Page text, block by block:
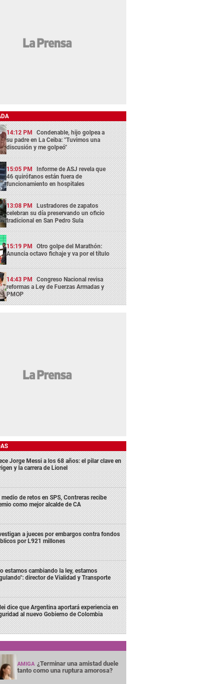
14:12 PM Condenable, hijo golpea a
su padre en La Ceiba: "Tuvimos una
discusión y me golpeó"
15:05 PM Informe de ASJ revela que
46 quirófanos están fuera de
funcionamiento en hospitales
13:08 PM Lustradores de zapatos
celebran su día preservando un oficio
tradicional en San Pedro Sula
15:19 PM Otro golpe del Marathón:
Anuncia octavo fichaje y va por el título
14:43 PM Congreso Nacional revisa
reformas a Ley de Fuerzas Armadas y
PMOP
Jorge Messi a los 68 años: el pilar clave en
y la carrera de Lionel
medio de retos en SPS, Contreras recibe
como mejor alcalde de CA
a jueces por embargos contra fondos
por L921 millones
estamos cambiando la ley, estamos
director de Vialidad y Transporte
dice que Argentina aportará experiencia en
al nuevo Gobierno de Colombia
AMIGA ¿Terminar una amistad duele
tanto como una ruptura amorosa?